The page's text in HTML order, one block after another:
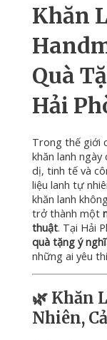
Khăn
Quà
Hải
Trongthế giới
khănlanhngày
dị,tinhtếvà
liệulanhtự
khănlanh
trởthànhmột
thuật. Tại Hải
quàtặngý
nhữngaiyêu
🌿 Khăn
Nhiên,